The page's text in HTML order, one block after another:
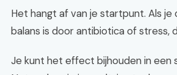
Het hangt af van je startpunt. Als je
balans is door antibiotica of stress,
Je kunt het effect bijhouden in een